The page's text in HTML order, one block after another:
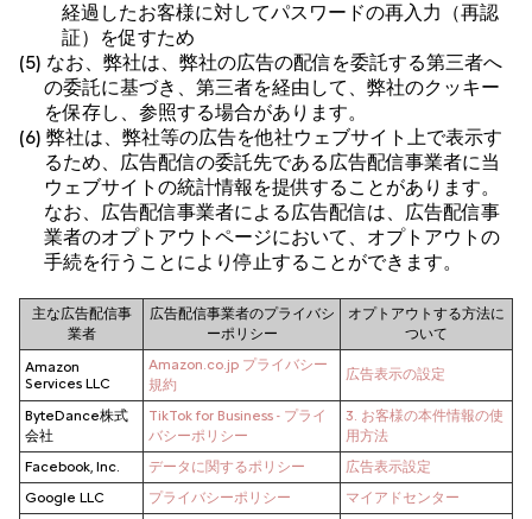
経過したお客様に対してパスワードの再入力（再認
証）を促すため
(5) なお、弊社は、弊社の広告の配信を委託する第三者へ
の委託に基づき、第三者を経由して、弊社のクッキー
を保存し、参照する場合があります。
(6) 弊社は、弊社等の広告を他社ウェブサイト上で表示す
るため、広告配信の委託先である広告配信事業者に当
ウェブサイトの統計情報を提供することがあります。
なお、広告配信事業者による広告配信は、広告配信事
業者のオプトアウトページにおいて、オプトアウトの
手続を行うことにより停止することができます。
主な広告配信事
業者
広告配信事業者のプライバシ
ーポリシー
オプトアウトする方法に
ついて
Amazon
Services LLC
Amazon.co.jp プライバシー
規約
広告表示の設定
ByteDance株式
会社
TikTok for Business - プライ
バシーポリシー
3. お客様の本件情報の使
用方法
Facebook, Inc.
データに関するポリシー
広告表示設定
Google LLC
プライバシーポリシー マイアドセンター